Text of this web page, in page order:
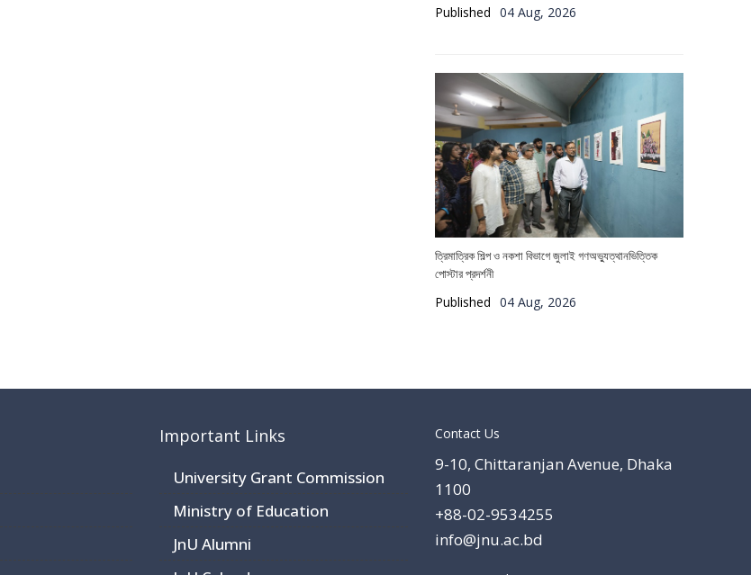
Published 04 Aug, 2026
ত্রিমাত্রিক শিল্প ও নকশা বিভাগে জুলাই গণঅভ্যুত্থানভিত্তিক
পোস্টার প্রদর্শনী
Published 04 Aug, 2026
Important Links
University Grant Commission
Ministry of Education
JnU Alumni
Contact Us
9-10, Chittaranjan Avenue, Dhaka
1100
+88-02-9534255
info@jnu.ac.bd